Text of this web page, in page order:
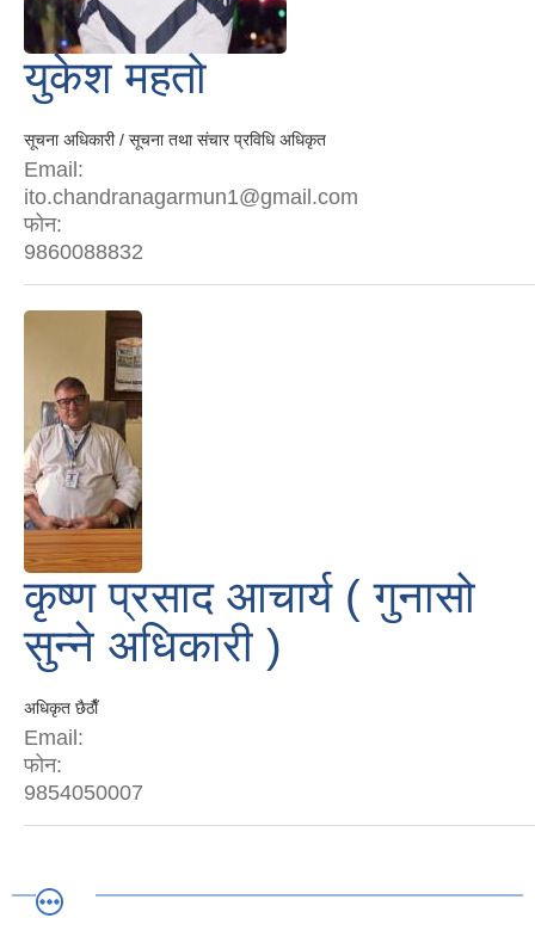
युकेश महतो
सूचना अधिकारी / सूचना तथा संचार प्रविधि अधिकृत
Email:
ito.chandranagarmun1@gmail.com
फोन:
9860088832
कृष्ण प्रसाद आचार्य ( गुनासो
सुन्ने अधिकारी )
अधिकृत छैठाैँ
Email:
फोन:
9854050007